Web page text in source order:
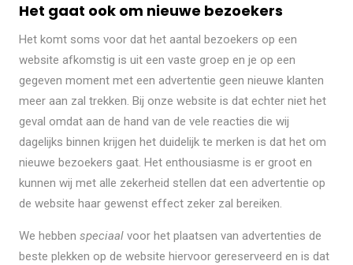
Het gaat ook om nieuwe bezoekers
Het komt soms voor dat het aantal bezoekers op een
website afkomstig is uit een vaste groep en je op een
gegeven moment met een advertentie geen nieuwe klanten
meer aan zal trekken. Bij onze website is dat echter niet het
geval omdat aan de hand van de vele reacties die wij
dagelijks binnen krijgen het duidelijk te merken is dat het om
nieuwe bezoekers gaat. Het enthousiasme is er groot en
kunnen wij met alle zekerheid stellen dat een advertentie op
de website haar gewenst effect zeker zal bereiken.
We hebben speciaalvoor het plaatsen van advertenties de
beste plekken op de website hiervoor gereserveerd en is dat